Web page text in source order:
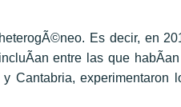
Es decir, en
entre las que
Cantabria, experimentaron